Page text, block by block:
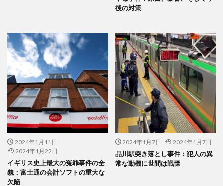
後の対策
2024年1月11日
2024年1月22日
イギリス史上最大の冤罪事件の全
貌：富士通の会計ソフトの重大な
欠陥
2024年1月7日 2024年1月7日
品川駅突き落とし事件：犯人の異
常な動機に世間は戦慄